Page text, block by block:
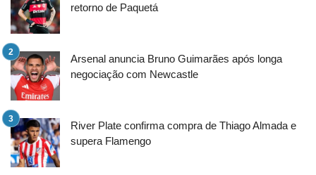
retorno de Paquetá
Arsenal anuncia Bruno Guimarães após longa
negociação com Newcastle
River Plate confirma compra de Thiago Almada e
supera Flamengo